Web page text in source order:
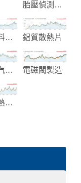
胎壓偵測系統
自動送料機及自動化送料設備 鋁質散熱片
電子及汽車塑膠零組件 電磁閥製造
風扇散熱系統